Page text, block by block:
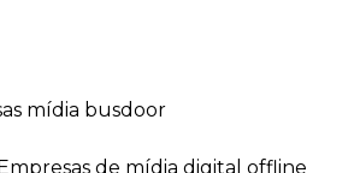
mídia busdoor
empresas de mídia digital offline